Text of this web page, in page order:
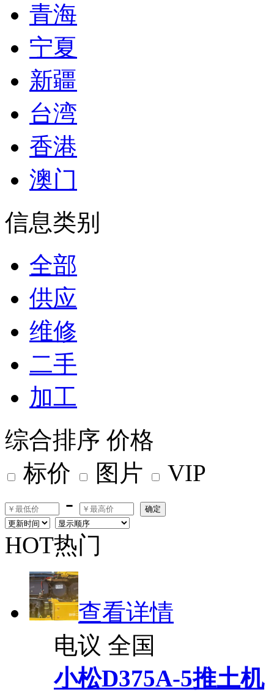
青海
宁夏
新疆
台湾
香港
澳门
信息类别
全部
供应
维修
二手
加工
综合排序 价格
标价
图片
VIP
-
确定
HOT热门
查看详情
电议 全国
小松D375A-5推土机